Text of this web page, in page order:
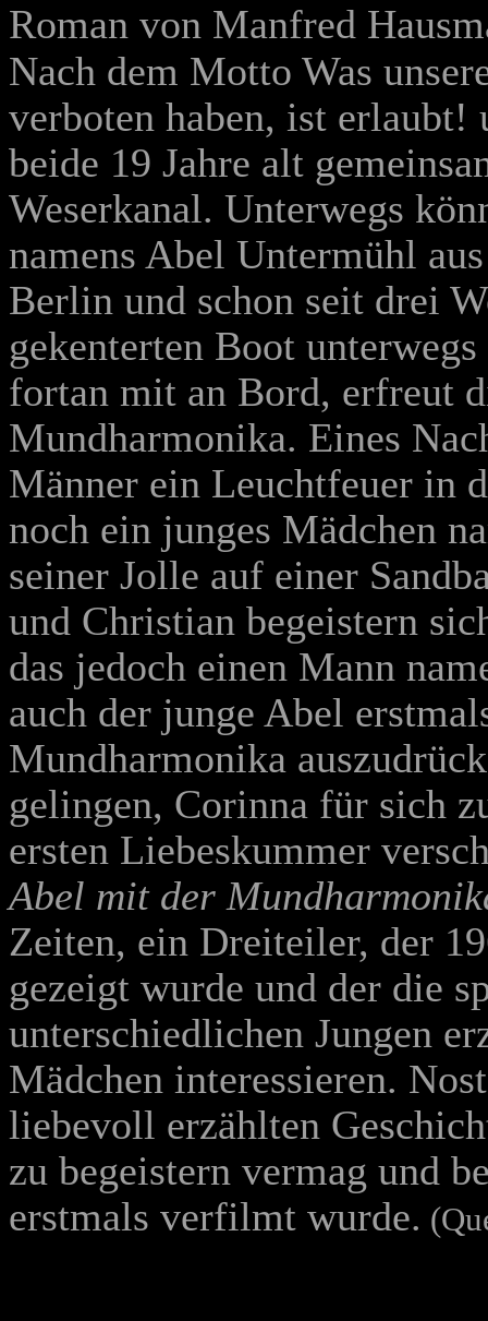
Roman von Manfred
Nach dem Motto Was
verboten haben, ist erlaubt!
beide 19 Jahre alt
Weserkanal. Unterwegs
namens Abel Untermühl
Berlin und schon seit drei
gekenterten Boot
fortan mit an Bord, erfreut
Mundharmonika. Eines
Männer ein Leuchtfeuer in
noch ein junges Mädchen
seiner Jolle auf einer
und Christian begeistern
das jedoch einen Mann
auch der junge Abel
Mundharmonika
gelingen, Corinna für sich
ersten Liebeskummer
Abel mit der
Zeiten, ein Dreiteiler, der
gezeigt wurde und der die
unterschiedlichen Jungen
Mädchen interessieren.
liebevoll erzählten
zu begeistern vermag und
erstmals verfilmt wurde.